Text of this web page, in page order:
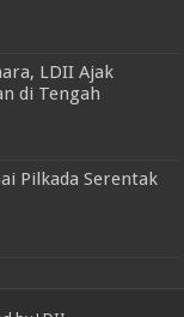
LDII Ajak
di Tengah
Pilkada Serentak